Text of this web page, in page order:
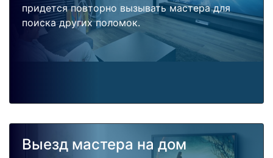
придется повторно вызывать мастера для
поиска других поломок.
Выезд мастера на дом